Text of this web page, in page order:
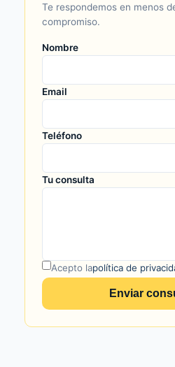
Te respondemos en menos
compromiso.
Nombre
Email
Teléfono
Tu consulta
Acepto lapolítica de
Enviar